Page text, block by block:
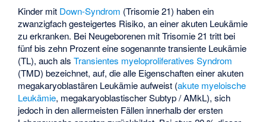
Kinder mit Down-Syndrom (Trisomie 21) haben ein
zwanzigfach gesteigertes Risiko, an einer akuten Leukämie
zu erkranken. Bei Neugeborenen mit Trisomie 21 tritt bei
fünf bis zehn Prozent eine sogenannte transiente Leukämie
(TL), auch alsTransientes myeloproliferatives Syndrom
(TMD) bezeichnet, auf, die alle Eigenschaften einer akuten
megakaryoblastären Leukämie aufweist (akute myeloische
Leukämie, megakaryoblastischer Subtyp / AMkL), sich
jedoch in den allermeisten Fällen innerhalb der ersten